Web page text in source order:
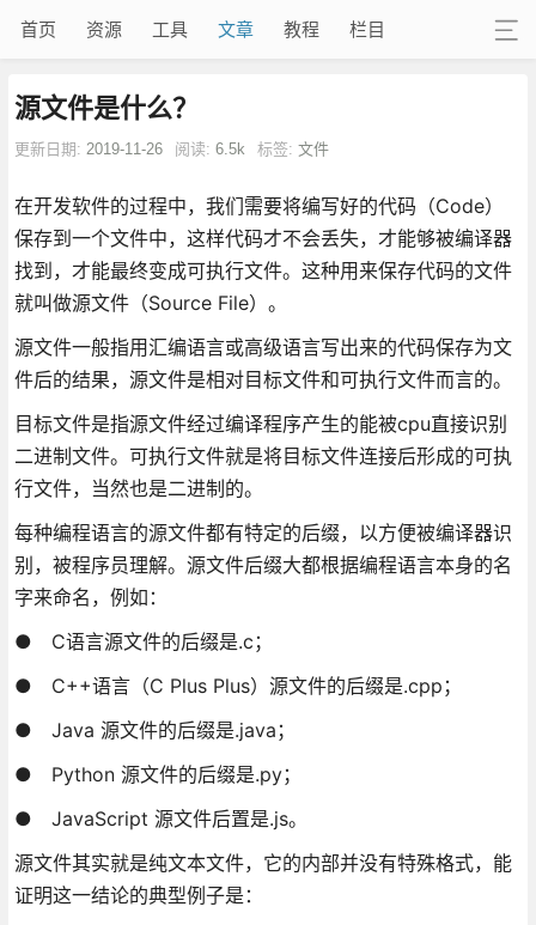
首页 资源 工具 文章 教程 栏目
源文件是什么？
更新日期: 2019-11-26 阅读: 6.5k 标签: 文件
在开发软件的过程中，我们需要将编写好的代码（Code）
保存到一个文件中，这样代码才不会丢失，才能够被编译器
找到，才能最终变成可执行文件。这种用来保存代码的文件
就叫做源文件（Source File）。
源文件一般指用汇编语言或高级语言写出来的代码保存为文
件后的结果，源文件是相对目标文件和可执行文件而言的。
目标文件是指源文件经过编译程序产生的能被cpu直接识别
二进制文件。可执行文件就是将目标文件连接后形成的可执
行文件，当然也是二进制的。
每种编程语言的源文件都有特定的后缀，以方便被编译器识
别，被程序员理解。源文件后缀大都根据编程语言本身的名
字来命名，例如：
● C语言源文件的后缀是.c；
● C++语言（C Plus Plus）源文件的后缀是.cpp；
● Java 源文件的后缀是.java；
● Python 源文件的后缀是.py；
● JavaScript 源文件后置是.js。
源文件其实就是纯文本文件，它的内部并没有特殊格式，能
证明这一结论的典型例子是：